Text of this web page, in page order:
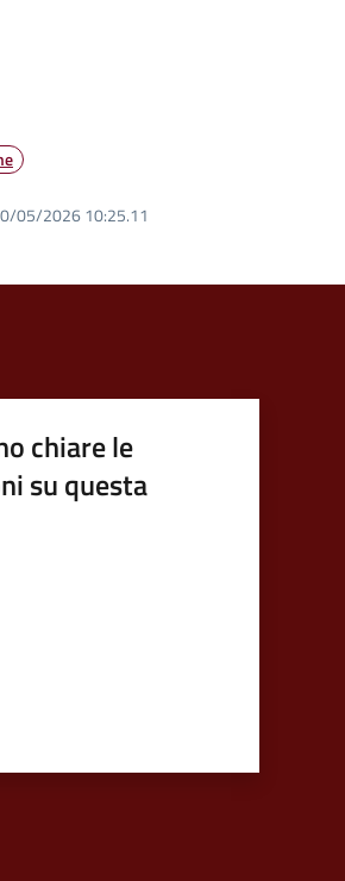
05/2026 10:25.11
chiare le
su questa